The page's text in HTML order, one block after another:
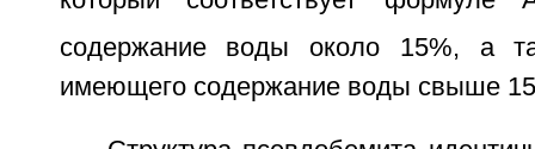
содержание воды около 15%, а
имеющего содержание воды свыше